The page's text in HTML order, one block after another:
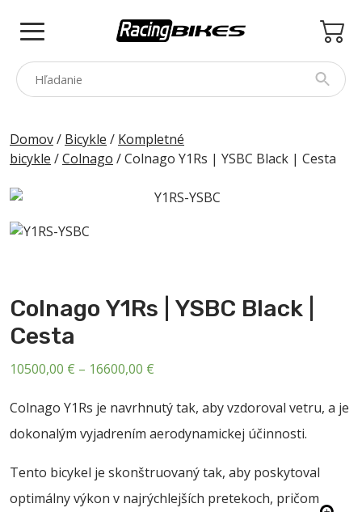
PINARELLO
SPEZZOTTO
ZNAČKY
BAZÁR
O NÁS
BLOG
KONTAKT
Domov/ Bicykle / Kompletné
bicykle /Colnago / Colnago Y1Rs | YSBC Black | Cesta
Colnago Y1Rs | YSBC Black |
Cesta
10500,00 € – 16600,00 €
10500,00 €
through
16600,00 €
Colnago Y1Rs je navrhnutý tak, aby vzdoroval vetru, a je
dokonalým vyjadrením aerodynamickej účinnosti.
Tento bicykel je skonštruovaný tak, aby poskytoval
optimálny výkon v najrýchlejších pretekoch, pričom